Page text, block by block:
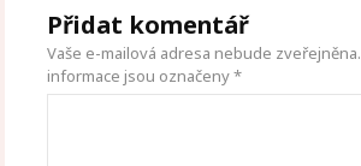
Přidat komentář
Vaše e-mailová adresa nebude zveřejněna.
informace jsou označeny*